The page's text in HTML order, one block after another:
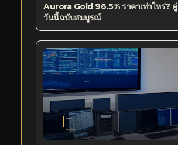
Aurora Gold 96.5% ราคาเท่าไหร่? คู่
วันนี้ฉบับสมบูรณ์